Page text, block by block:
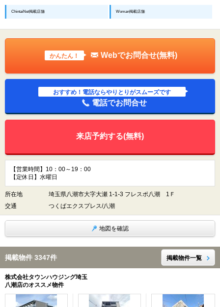
ChintaiNet掲載店舗 Woman掲載店舗
かんたん！ Webでお問合せ(無料)
おすすめ！電話ならやりとりがスムーズです
電話でお問合せ
来店予約する(無料)
【営業時間】10：00～19：00
【定休日】水曜日
所在地
埼玉県八潮市大字大瀬 1-1-3 フレスポ八潮 1Ｆ
交通
つくばエクスプレス/八潮
地図を確認
掲載物件 3347件 掲載物件一覧
株式会社タウンハウジング埼玉
八潮店のオススメ物件